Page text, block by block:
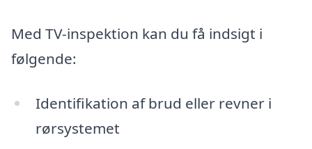
Med TV-inspektion kan du få indsigt i
følgende:
Identifikation af brud eller revner i
rørsystemet